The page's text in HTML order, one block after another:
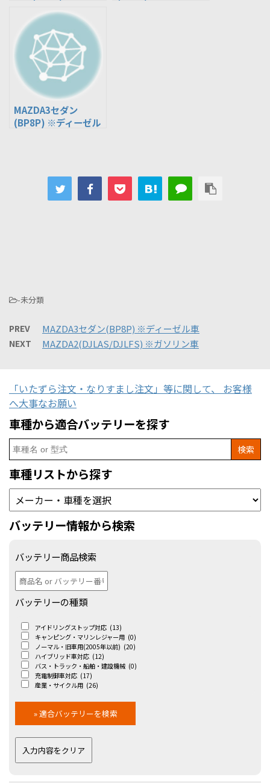
MAZDA3セダン
(BP8P) ※ディーゼル
-未分類
PREV MAZDA3セダン(BP8P) ※ディーゼル車
NEXT MAZDA2(DJLAS/DJLFS) ※ガソリン車
「いたずら注文・なりすまし注文」等に関して、 お客様
へ大事なお願い
車種から適合バッテリーを探す
Search
for:
車種リストから探す
バッテリー情報から検索
バッテリー商品検索
バッテリーの種類
アイドリングストップ対応 (13)
キャンピング・マリンレジャー用 (0)
ノーマル・旧車用(2005年以前) (20)
ハイブリッド車対応 (12)
バス・トラック・船舶・建設機械 (0)
充電制御車対応 (17)
産業・サイクル用 (26)